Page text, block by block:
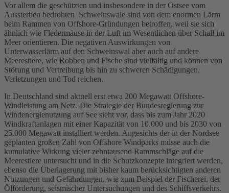
Vor allem die geschützten und insbesondere in der Ostsee vom
Aussterben bedrohten Schweinswale sind von dem enormen Lärm
beim Rammen von Offshore-Gründungen betroffen, weil sie sich
ähnlich wie Fledermäuse in der Luft im Wesentlichen über Schall im
Meer orientieren. Die negativen Auswirkungen von
Unterwasserlärm auf den Schweinswal aber auch auf andere
Meerestiere, wie Robben und Fische sind vielfältig und können von
Störung und Vertreibung bis hin zu schweren Schädigungen,
Verletzungen und Tod reichen.
In Deutschland sind aktuell erst etwa 200 Megawatt Offshore-
Windleistung am Netz. Die Strategie der Bundesregierung zur
Windenergienutzung auf See sieht vor, dass bis zum Jahr 2020
Windkraftanlagen mit einer Kapazität von 10.000 und bis 2030 von
25.000 Megawatt installiert werden. Angesichts der in der Nordsee
geplanten großen Zahl von Offshore Windparks müsse auch die
kumulative Wirkung vieler zehntausend Rammschläge auf die
Meerestiere untersucht und in die Schutzkonzepte integriert werden,
ebenso die Überlagerung mit bisher kaum berücksichtigten anderen
Nutzungen und Gefährdungen, wie zum Beispiel der Fischerei, der
Ölförderung, seismischer Untersuchungen und des Schiffsverkehrs.